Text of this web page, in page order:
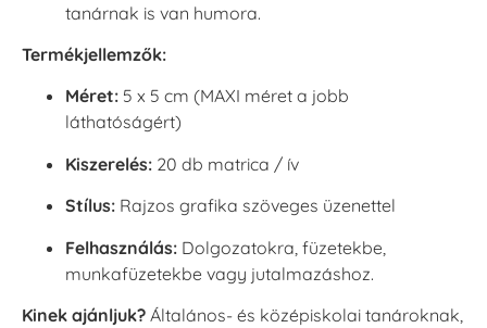
tanárnak is van humora.
Termékjellemzők:
Méret: 5 x 5 cm (MAXI méret a jobb
láthatóságért)
Kiszerelés: 20 db matrica / ív
Stílus: Rajzos grafika szöveges üzenettel
Felhasználás: Dolgozatokra, füzetekbe,
munkafüzetekbe vagy jutalmazáshoz.
Kinek ajánljuk? Általános- és középiskolai tanároknak,